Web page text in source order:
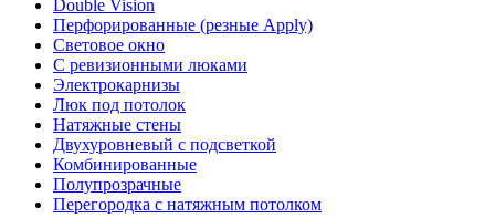
Double Vision
Перфорированные (резные Apply)
Световое окно
С ревизионными люками
Электрокарнизы
Люк под потолок
Натяжные стены
Двухуровневый с подсветкой
Комбинированные
Полупрозрачные
Перегородка с натяжным потолком